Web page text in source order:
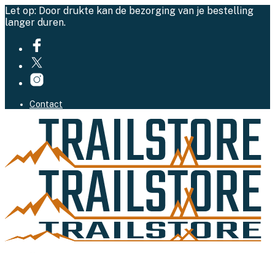
Let op: Door drukte kan de bezorging van je bestelling
langer duren.
Contact